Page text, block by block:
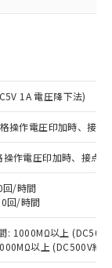
1A 電圧降下法)
操作電圧印加時、接点
作電圧印加時、接点
回/時間
回/時間
: 1000MΩ以上
以上 (DC500V絶
のうえ
業取扱
価格
ので
には、
もある
果は、
内デー
出す予
質）の
認中の
で、有
として
などや
RoHSの
の
。
へお問
、外国
商品
を輸出